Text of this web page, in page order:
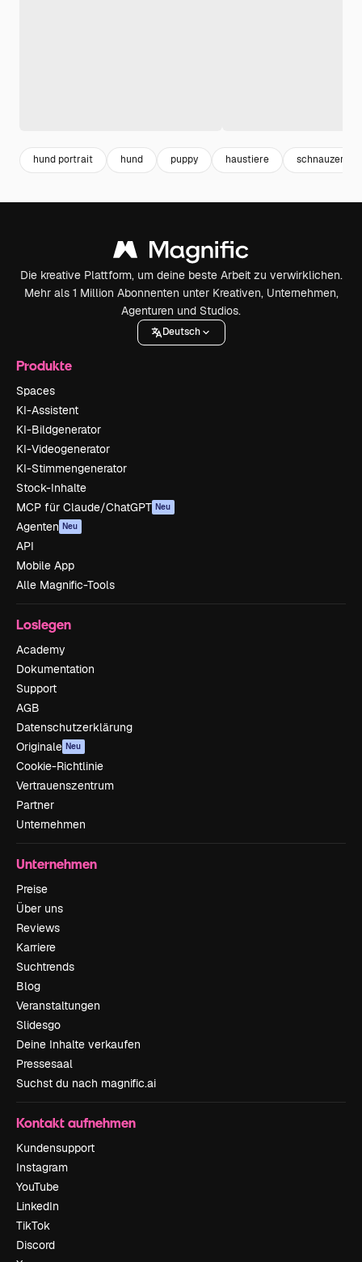
hund portrait hund puppy haustiere schnauzer
Die kreative Plattform, um deine beste Arbeit zu verwirklichen.
Mehr als 1 Million Abonnenten unter Kreativen, Unternehmen,
Agenturen und Studios.
Deutsch
Produkte
Spaces
KI-Assistent
KI-Bildgenerator
KI-Videogenerator
KI-Stimmengenerator
Stock-Inhalte
MCP für Claude/ChatGPT Neu
Agenten Neu
API
Mobile App
Alle Magnific-Tools
Loslegen
Academy
Dokumentation
Support
AGB
Datenschutzerklärung
Originale Neu
Cookie-Richtlinie
Vertrauenszentrum
Partner
Unternehmen
Unternehmen
Preise
Über uns
Reviews
Karriere
Suchtrends
Blog
Veranstaltungen
Slidesgo
Deine Inhalte verkaufen
Pressesaal
Suchst du nach magnific.ai
Kontakt aufnehmen
Kundensupport
Instagram
YouTube
LinkedIn
TikTok
Discord